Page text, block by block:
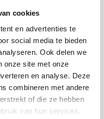
cookies
en advertenties te
social media te bieden
Ook delen we
onze site met onze
en analyse. Deze
combineren met andere
of die ze hebben
van hun services.
2e lijn naar
patiënt verwijzen naar
de behandeling van
of